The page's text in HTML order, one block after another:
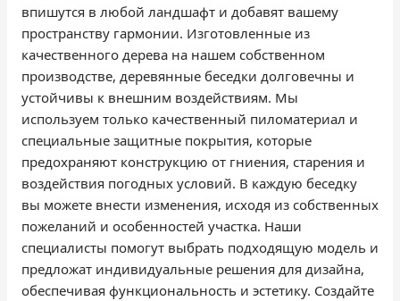
впишутся в любой ландшафт и добавят вашему
пространству гармонии. Изготовленные из
качественного дерева на нашем собственном
производстве, деревянные беседки долговечны и
устойчивы к внешним воздействиям. Мы
используем только качественный пиломатериал и
специальные защитные покрытия, которые
предохраняют конструкцию от гниения, старения и
воздействия погодных условий. В каждую беседку
вы можете внести изменения, исходя из собственных
пожеланий и особенностей участка. Наши
специалисты помогут выбрать подходящую модель и
предложат индивидуальные решения для дизайна,
обеспечивая функциональность и эстетику. Создайте